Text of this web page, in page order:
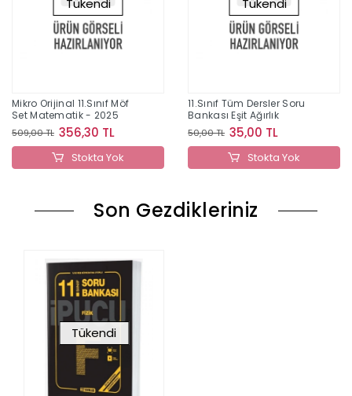
Tükendi
Mikro Orijinal 11.Sınıf Möf
Set Matematik - 2025
509,00 TL 356,30 TL
Stokta Yok
Tükendi
11.Sınıf Tüm Dersler Soru
Bankası Eşit Ağırlık
50,00 TL 35,00 TL
Stokta Yok
Son Gezdikleriniz
Tükendi